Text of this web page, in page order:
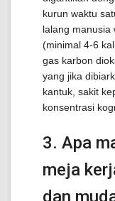
kurun waktu
lalang manusia
(minimal 4-6
gas karbon
yang jika
kantuk, sakit
konsentrasi
3. Apa
meja
dan